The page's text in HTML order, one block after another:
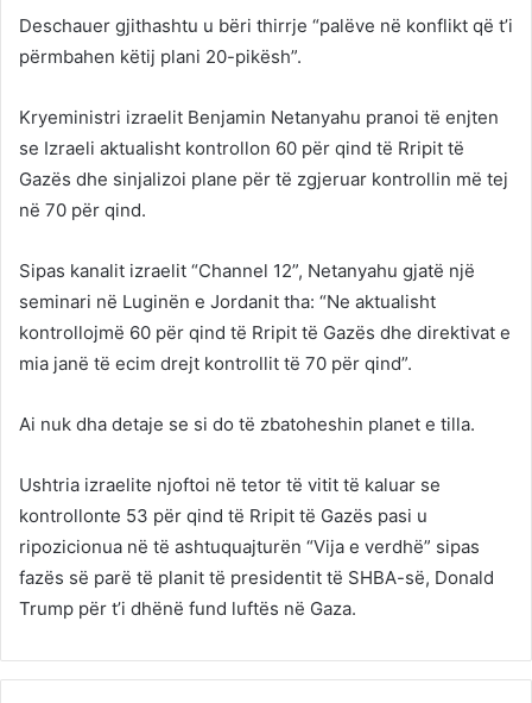
Deschauer gjithashtu u bëri thirrje “palëve në konflikt që t’i
përmbahen këtij plani 20-pikësh”.
Kryeministri izraelit Benjamin Netanyahu pranoi të enjten
se Izraeli aktualisht kontrollon 60 për qind të Rripit të
Gazës dhe sinjalizoi plane për të zgjeruar kontrollin më tej
në 70 për qind.
Sipas kanalit izraelit “Channel 12”, Netanyahu gjatë një
seminari në Luginën e Jordanit tha: “Ne aktualisht
kontrollojmë 60 për qind të Rripit të Gazës dhe direktivat e
mia janë të ecim drejt kontrollit të 70 për qind”.
Ai nuk dha detaje se si do të zbatoheshin planet e tilla.
Ushtria izraelite njoftoi në tetor të vitit të kaluar se
kontrollonte 53 për qind të Rripit të Gazës pasi u
ripozicionua në të ashtuquajturën “Vija e verdhë” sipas
fazës së parë të planit të presidentit të SHBA-së, Donald
Trump për t’i dhënë fund luftës në Gaza.